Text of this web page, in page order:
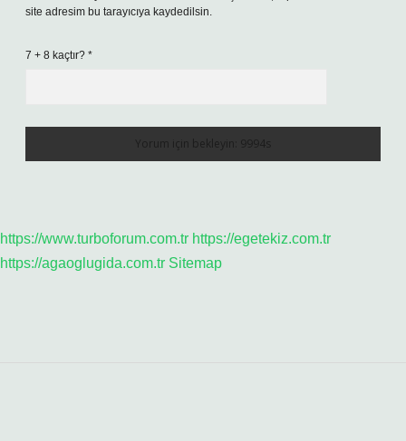
site adresim bu tarayıcıya kaydedilsin.
7 + 8 kaçtır? *
https://www.turboforum.com.tr https://egetekiz.com.tr
https://agaoglugida.com.tr Sitemap